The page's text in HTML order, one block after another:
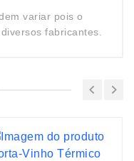
variar pois o
fabricantes.